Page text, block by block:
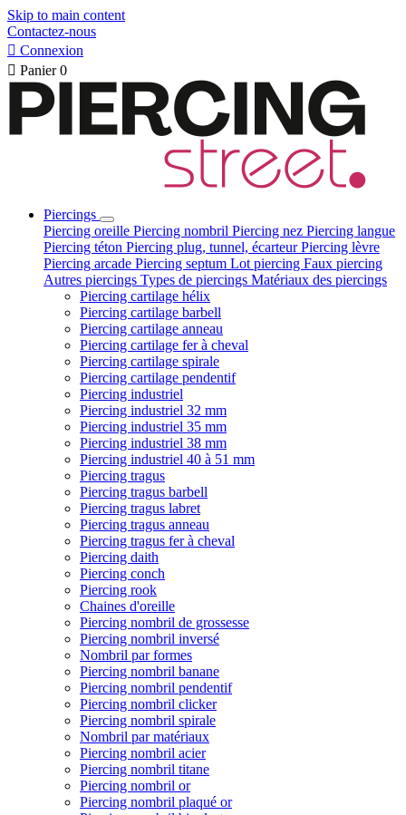
Skip to main content
Contactez-nous
 Connexion
 Panier 0
Piercings
Piercing oreille Piercing nombril Piercing nez Piercing langue
Piercing téton Piercing plug, tunnel, écarteurPiercing lèvre
Piercing arcade Piercing septum Lot piercing Faux piercing
Autres piercings Types de piercings Matériaux des piercings
Piercing cartilage hélix
Piercing cartilage barbell
Piercing cartilage anneau
Piercing cartilage fer à cheval
Piercing cartilage spirale
Piercing cartilage pendentif
Piercing industriel
Piercing industriel 32 mm
Piercing industriel 35 mm
Piercing industriel 38 mm
Piercing industriel 40 à 51 mm
Piercing tragus
Piercing tragus barbell
Piercing tragus labret
Piercing tragus anneau
Piercing tragus fer à cheval
Piercing daith
Piercing conch
Piercing rook
Chaines d'oreille
Piercing nombril de grossesse
Piercing nombril inversé
Nombril par formes
Piercing nombril banane
Piercing nombril pendentif
Piercing nombril clicker
Piercing nombril spirale
Nombril par matériaux
Piercing nombril acier
Piercing nombril titane
Piercing nombril or
Piercing nombril plaqué or